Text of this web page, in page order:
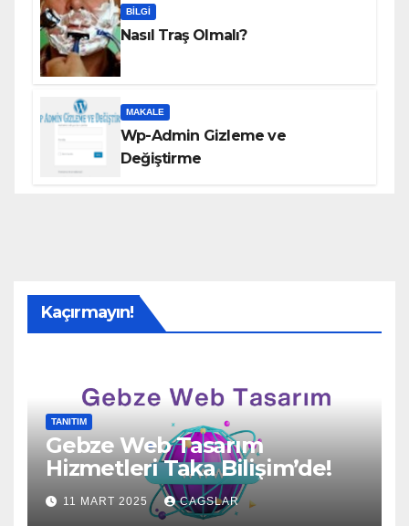
BILGI
Nasıl Traş Olmalı?
MAKALE
Wp-Admin Gizleme ve
Değiştirme
Kaçırmayın!
TANITIM
Gebze Web Tasarım
Hizmetleri Taka Bilişim’de!
11 MART 2025 CAGSLAR